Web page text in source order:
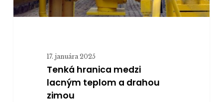
17. januára 2025
Tenká hranica medzi
lacným teplom a drahou
zimou